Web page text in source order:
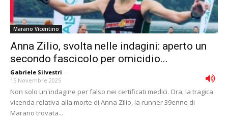
Marano Vicentino
Anna Zilio, svolta nelle indagini: aperto un
secondo fascicolo per omicidio...
Gabriele Silvestri -
15 Novembre 2025
Non solo un'indagine per falso nei certificati medici. Ora, la tragica
vicenda relativa alla morte di Anna Zilio, la runner 39enne di
Marano trovata...